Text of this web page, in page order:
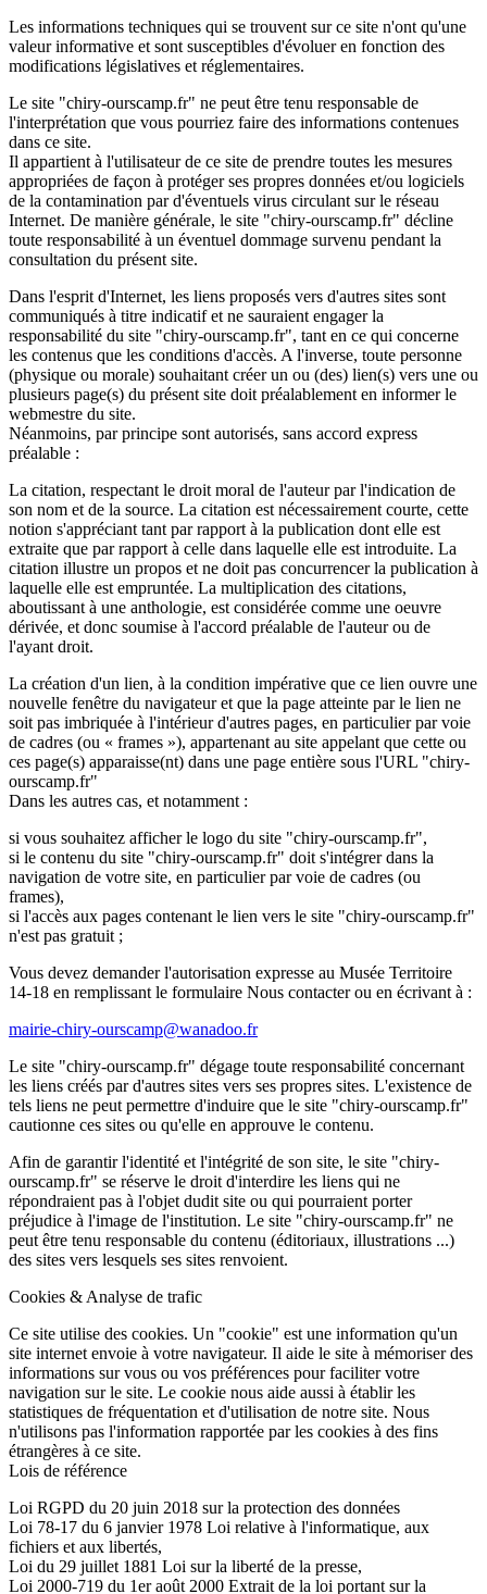
Les informations techniques qui se trouvent sur ce site n'ont qu'une
valeur informative et sont susceptibles d'évoluer en fonction des
modifications législatives et réglementaires.
Le site "chiry-ourscamp.fr" ne peut être tenu responsable de
l'interprétation que vous pourriez faire des informations contenues
dans ce site.
Il appartient à l'utilisateur de ce site de prendre toutes les mesures
appropriées de façon à protéger ses propres données et/ou logiciels
de la contamination par d'éventuels virus circulant sur le réseau
Internet. De manière générale, le site "chiry-ourscamp.fr" décline
toute responsabilité à un éventuel dommage survenu pendant la
consultation du présent site.
Dans l'esprit d'Internet, les liens proposés vers d'autres sites sont
communiqués à titre indicatif et ne sauraient engager la
responsabilité du site "chiry-ourscamp.fr", tant en ce qui concerne
les contenus que les conditions d'accès. A l'inverse, toute personne
(physique ou morale) souhaitant créer un ou (des) lien(s) vers une ou
plusieurs page(s) du présent site doit préalablement en informer le
webmestre du site.
Néanmoins, par principe sont autorisés, sans accord express
préalable :
La citation, respectant le droit moral de l'auteur par l'indication de
son nom et de la source. La citation est nécessairement courte, cette
notion s'appréciant tant par rapport à la publication dont elle est
extraite que par rapport à celle dans laquelle elle est introduite. La
citation illustre un propos et ne doit pas concurrencer la publication à
laquelle elle est empruntée. La multiplication des citations,
aboutissant à une anthologie, est considérée comme une oeuvre
dérivée, et donc soumise à l'accord préalable de l'auteur ou de
l'ayant droit.
La création d'un lien, à la condition impérative que ce lien ouvre une
nouvelle fenêtre du navigateur et que la page atteinte par le lien ne
soit pas imbriquée à l'intérieur d'autres pages, en particulier par voie
de cadres (ou « frames »), appartenant au site appelant que cette ou
ces page(s) apparaisse(nt) dans une page entière sous l'URL "chiry-
ourscamp.fr"
Dans les autres cas, et notamment :
si vous souhaitez afficher le logo du site "chiry-ourscamp.fr",
si le contenu du site "chiry-ourscamp.fr" doit s'intégrer dans la
navigation de votre site, en particulier par voie de cadres (ou
frames),
si l'accès aux pages contenant le lien vers le site "chiry-ourscamp.fr"
n'est pas gratuit ;
Vous devez demander l'autorisation expresse au Musée Territoire
14-18 en remplissant le formulaire Nous contacter ou en écrivant à :
mairie-chiry-ourscamp@wanadoo.fr
Le site "chiry-ourscamp.fr" dégage toute responsabilité concernant
les liens créés par d'autres sites vers ses propres sites. L'existence de
tels liens ne peut permettre d'induire que le site "chiry-ourscamp.fr"
cautionne ces sites ou qu'elle en approuve le contenu.
Afin de garantir l'identité et l'intégrité de son site, le site "chiry-
ourscamp.fr" se réserve le droit d'interdire les liens qui ne
répondraient pas à l'objet dudit site ou qui pourraient porter
préjudice à l'image de l'institution. Le site "chiry-ourscamp.fr" ne
peut être tenu responsable du contenu (éditoriaux, illustrations ...)
des sites vers lesquels ses sites renvoient.
Cookies & Analyse de trafic
Ce site utilise des cookies. Un "cookie" est une information qu'un
site internet envoie à votre navigateur. Il aide le site à mémoriser des
informations sur vous ou vos préférences pour faciliter votre
navigation sur le site. Le cookie nous aide aussi à établir les
statistiques de fréquentation et d'utilisation de notre site. Nous
n'utilisons pas l'information rapportée par les cookies à des fins
étrangères à ce site.
Lois de référence
Loi RGPD du 20 juin 2018 sur la protection des données
Loi 78-17 du 6 janvier 1978 Loi relative à l'informatique, aux
fichiers et aux libertés,
Loi du 29 juillet 1881 Loi sur la liberté de la presse,
Loi 2000-719 du 1er août 2000 Extrait de la loi portant sur la